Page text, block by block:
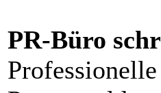
PR-Büro